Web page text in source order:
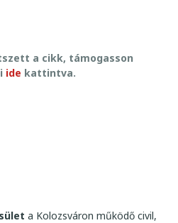
a cikk, támogasson
ide kattintva.
a Kolozsváron működő civil,